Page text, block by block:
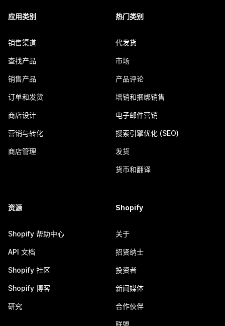
应用类别
销售渠道
查找产品
销售产品
订单和发货
商店设计
营销与转化
商店管理
热门类别
代发货
市场
产品评论
增销和捆绑销售
电子邮件营销
搜索引擎优化 (SEO)
发货
货币和翻译
资源
Shopify 帮助中心
API 文档
Shopify 社区
Shopify 博客
研究
Shopify
关于
招贤纳士
投资者
新闻媒体
合作伙伴
联盟